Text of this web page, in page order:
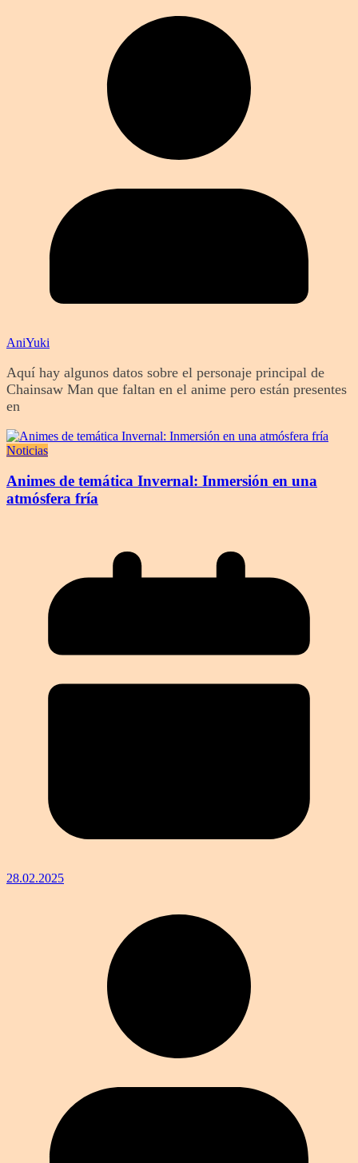
AniYuki
Aquí hay algunos datos sobre el personaje principal de
Chainsaw Man que faltan en el anime pero están presentes
en
Noticias
Animes de temática Invernal: Inmersión en una
atmósfera fría
28.02.2025